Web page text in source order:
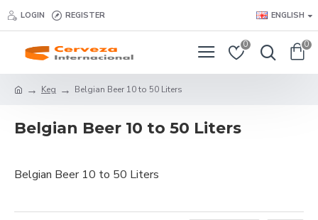
LOGIN REGISTER ENGLISH
0 0
Keg Belgian Beer 10 to 50 Liters
Belgian Beer 10 to 50 Liters
Belgian Beer 10 to 50 Liters